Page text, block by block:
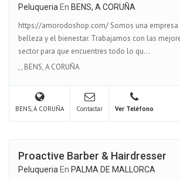
Peluqueria En BENS, A CORUÑA
https://amorodoshop.com/ Somos una empresa
belleza y el bienestar. Trabajamos con las
sector para que encuentres todo lo qu...
,, BENS, A CORUÑA
BENS, A CORUÑA Contactar Ver Teléfono
Proactive Barber & Hairdresser
Peluqueria En PALMA DE MALLORCA